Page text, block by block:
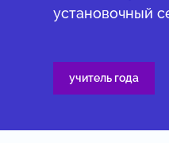
установочный
учитель года